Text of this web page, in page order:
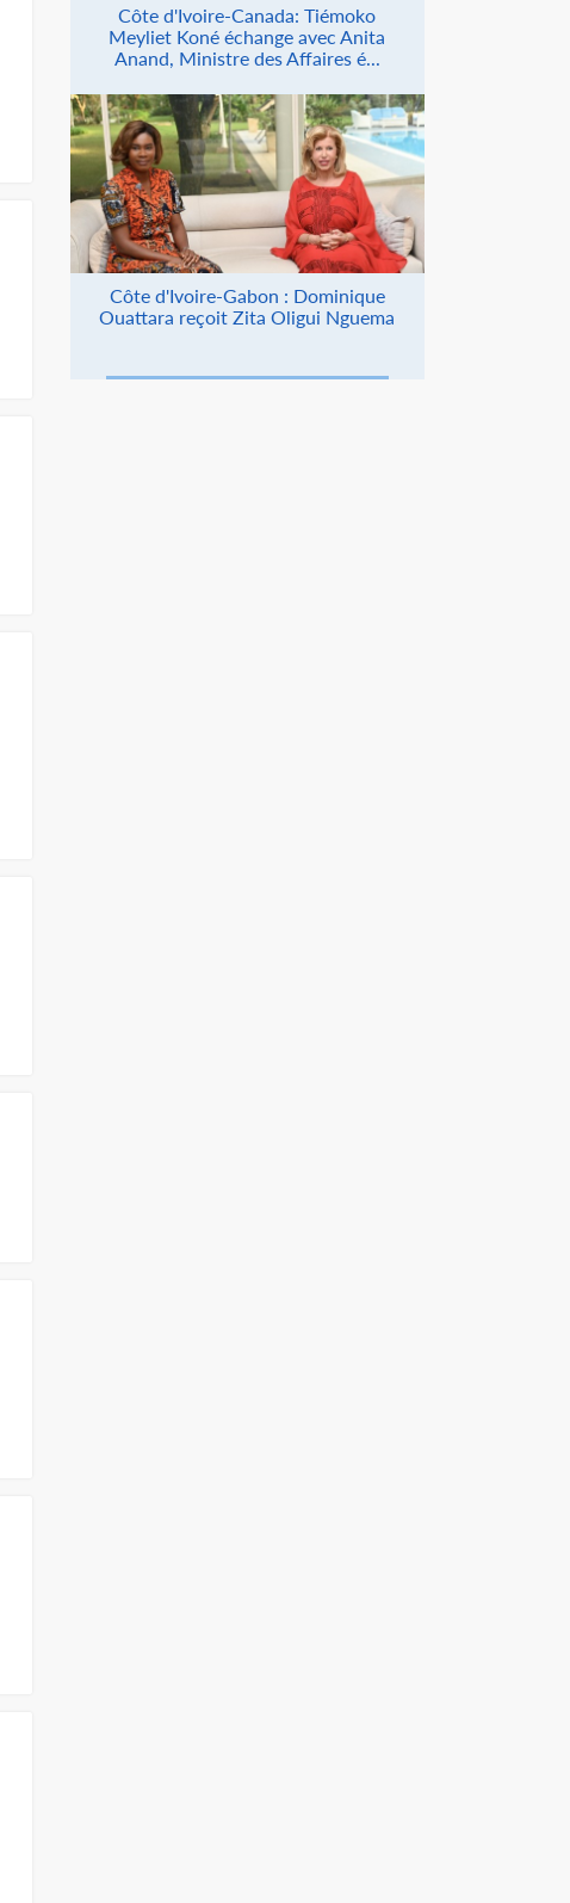
Côte d'Ivoire-Canada: Tiémoko
Meyliet Koné échange avec Anita
Anand, Ministre des Affaires é...
Côte d'Ivoire-Gabon : Dominique
Ouattara reçoit Zita Oligui Nguema